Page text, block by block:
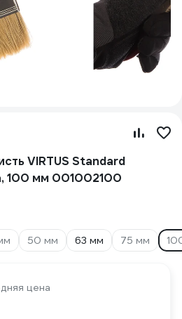
VIRTUS Standard
100 мм 001002100
50 мм 63 мм 75 мм
цена